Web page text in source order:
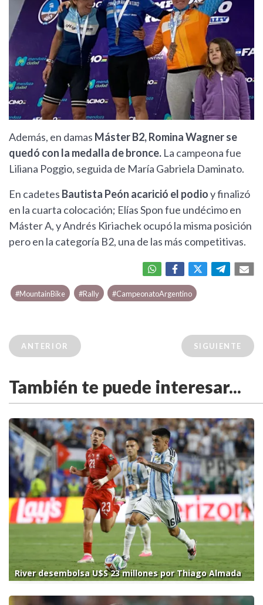
Además, en damas Máster B2, Romina Wagner se
quedó con la medalla de bronce. La campeona fue
Liliana Poggio, seguida de María Gabriela Daminato.
En cadetes Bautista Peón acarició el podioy finalizó
en la cuarta colocación; Elías Spon fue undécimo en
Máster A, y Andrés Kiriachek ocupó la misma posición
pero en la categoría B2, una de las más competitivas.
#MountainBike #Rally #CampeonatoArgentino
ANTERIOR SIGUIENTE
También te puede interesar...
River desembolsa U$S 23 millones por Thiago Almada